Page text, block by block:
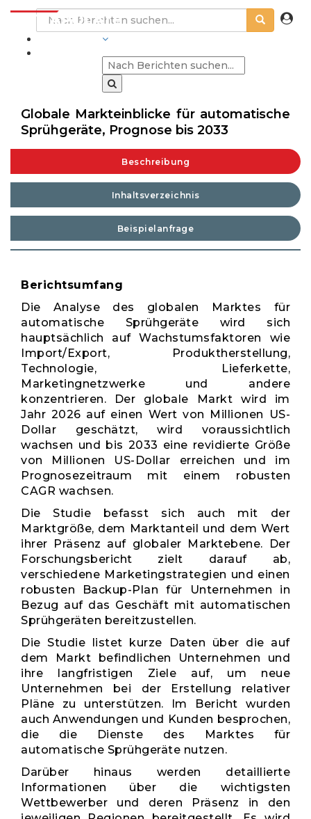
Globale Markteinblicke für automatische
Sprühgeräte, Prognose bis 2033
Beschreibung
Inhaltsverzeichnis
Beispielanfrage
Berichtsumfang
Die Analyse des globalen Marktes für
automatische Sprühgeräte wird sich
hauptsächlich auf Wachstumsfaktoren wie
Import/Export, Produktherstellung,
Technologie, Lieferkette,
Marketingnetzwerke und andere
konzentrieren. Der globale Markt wird im
Jahr 2026 auf einen Wert von Millionen US-
Dollar geschätzt, wird voraussichtlich
wachsen und bis 2033 eine revidierte Größe
von Millionen US-Dollar erreichen und im
Prognosezeitraum mit einem robusten
CAGR wachsen.
Die Studie befasst sich auch mit der
Marktgröße, dem Marktanteil und dem Wert
ihrer Präsenz auf globaler Marktebene. Der
Forschungsbericht zielt darauf ab,
verschiedene Marketingstrategien und einen
robusten Backup-Plan für Unternehmen in
Bezug auf das Geschäft mit automatischen
Sprühgeräten bereitzustellen.
Die Studie listet kurze Daten über die auf
dem Markt befindlichen Unternehmen und
ihre langfristigen Ziele auf, um neue
Unternehmen bei der Erstellung relativer
Pläne zu unterstützen. Im Bericht wurden
auch Anwendungen und Kunden besprochen,
die die Dienste des Marktes für
automatische Sprühgeräte nutzen.
Darüber hinaus werden detaillierte
Informationen über die wichtigsten
Wettbewerber und deren Präsenz in den